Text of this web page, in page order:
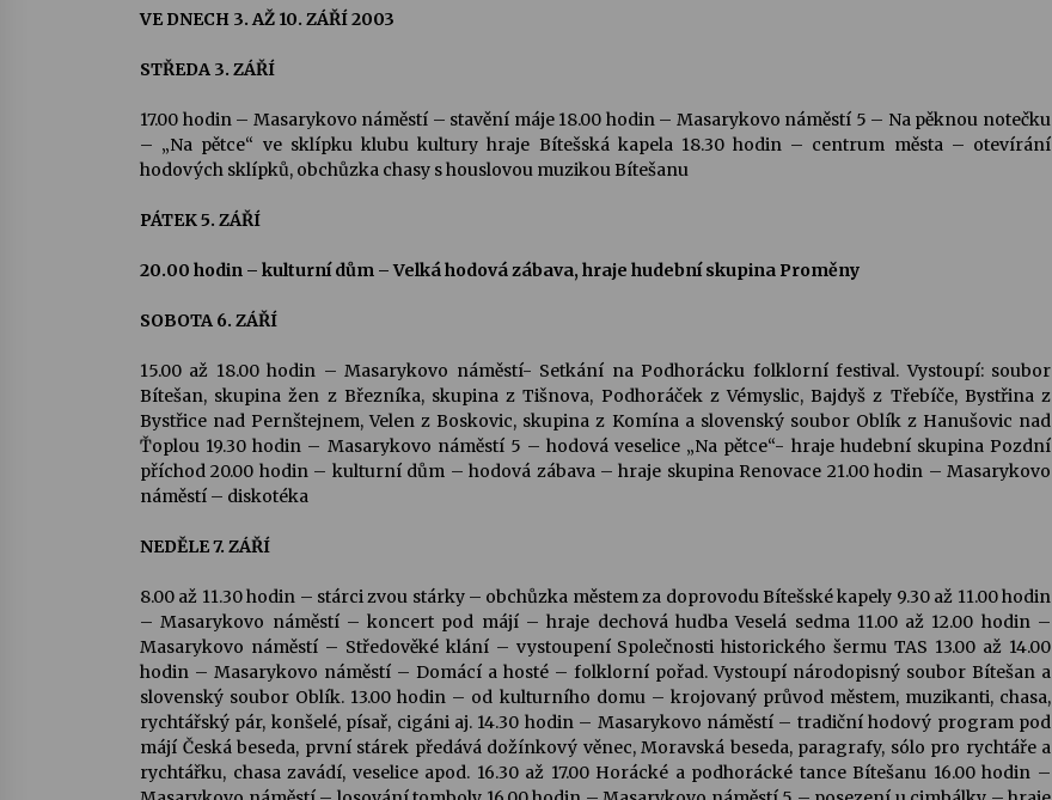
VE DNECH 3. AŽ 10. ZÁŘÍ 2003
STŘEDA 3. ZÁŘÍ
17.00 hodin – Masarykovo náměstí – stavění máje 18.00 hodin – Masarykovo náměstí 5 – Na pěknou notečku
– „Na pětce“ ve sklípku klubu kultury hraje Bítešská kapela 18.30 hodin – centrum města – otevírání
hodových sklípků, obchůzka chasy s houslovou muzikou Bítešanu
PÁTEK 5. ZÁŘÍ
20.00 hodin – kulturní dům – Velká hodová zábava, hraje hudební skupina Proměny
SOBOTA 6. ZÁŘÍ
15.00 až 18.00 hodin – Masarykovo náměstí- Setkání na Podhorácku folklorní festival. Vystoupí: soubor
Bítešan, skupina žen z Březníka, skupina z Tišnova, Podhoráček z Vémyslic, Bajdyš z Třebíče, Bystřina z
Bystřice nad Pernštejnem, Velen z Boskovic, skupina z Komína a slovenský soubor Oblík z Hanušovic nad
Ťoplou 19.30 hodin – Masarykovo náměstí 5 – hodová veselice „Na pětce“- hraje hudební skupina Pozdní
příchod 20.00 hodin – kulturní dům – hodová zábava – hraje skupina Renovace 21.00 hodin – Masarykovo
náměstí – diskotéka
NEDĚLE 7. ZÁŘÍ
8.00 až 11.30 hodin – stárci zvou stárky – obchůzka městem za doprovodu Bítešské kapely 9.30 až 11.00 hodin
– Masarykovo náměstí – koncert pod májí – hraje dechová hudba Veselá sedma 11.00 až 12.00 hodin –
Masarykovo náměstí – Středověké klání – vystoupení Společnosti historického šermu TAS 13.00 až 14.00
hodin – Masarykovo náměstí – Domácí a hosté – folklorní pořad. Vystoupí národopisný soubor Bítešan a
slovenský soubor Oblík. 13.00 hodin – od kulturního domu – krojovaný průvod městem, muzikanti, chasa,
rychtářský pár, konšelé, písař, cigáni aj. 14.30 hodin – Masarykovo náměstí – tradiční hodový program pod
májí Česká beseda, první stárek předává dožínkový věnec, Moravská beseda, paragrafy, sólo pro rychtáře a
rychtářku, chasa zavádí, veselice apod. 16.30 až 17.00 Horácké a podhorácké tance Bítešanu 16.00 hodin –